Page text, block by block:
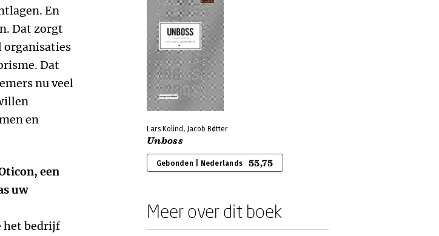
En
Dat zorgt
organisaties
Dat
nu veel
en
een
uw
het bedrijf
Lars Kolind, Jacob Bøtter
Unboss
Gebonden | Nederlands 55,75
Meer over dit boek